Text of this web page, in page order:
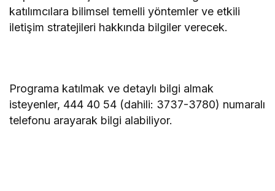
katılımcılara bilimsel temelli yöntemler ve etkili
iletişim stratejileri hakkında bilgiler verecek.
Programa katılmak ve detaylı bilgi almak
isteyenler, 444 40 54 (dahili: 3737-3780) numaralı
telefonu arayarak bilgi alabiliyor.